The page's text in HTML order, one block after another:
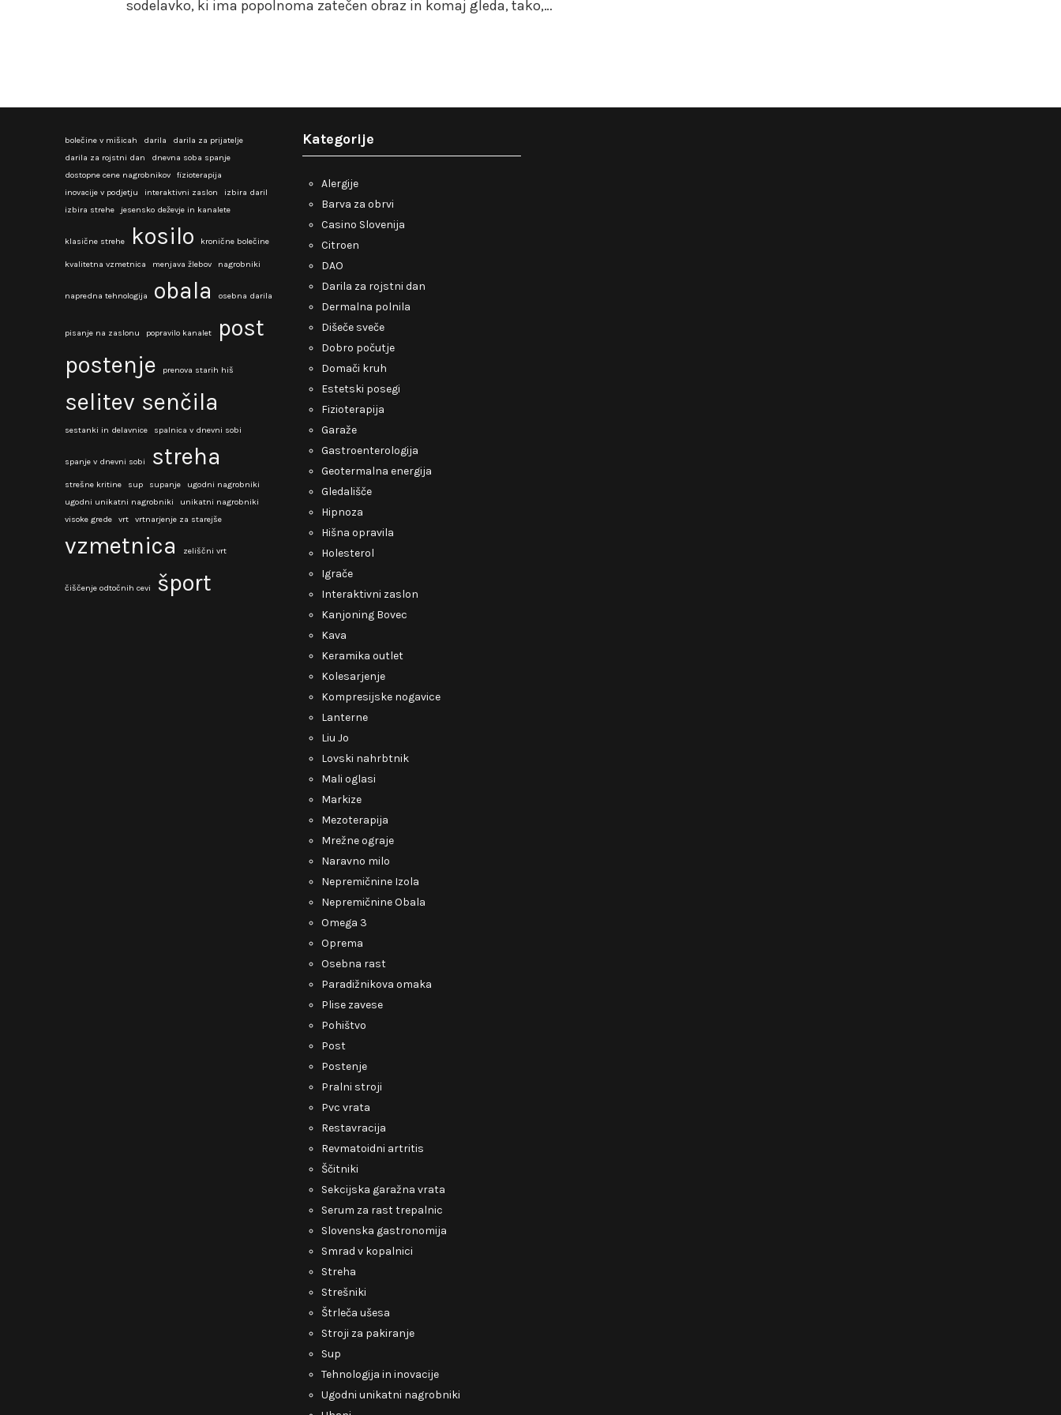
sodelavko, ki ima popolnoma zatečen obraz in komaj gleda, tako,…
bolečine v mišicah darila
darila za prijatelje
darila za rojstni dan
dnevna soba spanje
dostopne cene nagrobnikov
fizioterapija
inovacije v podjetju
interaktivni zaslon
izbira daril
izbira strehe
jesensko deževje in kanalete
klasične strehe kosilo kronične bolečine
kvalitetna vzmetnica menjava žlebov nagrobniki
napredna tehnologija obala osebna darila
pisanje na zaslonu popravilo kanalet
post
postenje
prenova starih hiš
selitev senčila
sestanki in delavnice spalnica v dnevni sobi
spanje v dnevni sobi streha
strešne kritine sup supanje
ugodni nagrobniki
ugodni unikatni nagrobniki
unikatni nagrobniki
visoke grede
vrt vrtnarjenje za starejše
vzmetnica zeliščni vrt
čiščenje odtočnih cevi šport
Kategorije
Alergije
Barva za obrvi
Casino Slovenija
Citroen
DAO
Darila za rojstni dan
Dermalna polnila
Dišeče sveče
Dobro počutje
Domači kruh
Estetski posegi
Fizioterapija
Garaže
Gastroenterologija
Geotermalna energija
Gledališče
Hipnoza
Hišna opravila
Holesterol
Igrače
Interaktivni zaslon
Kanjoning Bovec
Kava
Keramika outlet
Kolesarjenje
Kompresijske nogavice
Lanterne
Liu Jo
Lovski nahrbtnik
Mali oglasi
Markize
Mezoterapija
Mrežne ograje
Naravno milo
Nepremičnine Izola
Nepremičnine Obala
Omega 3
Oprema
Osebna rast
Paradižnikova omaka
Plise zavese
Pohištvo
Post
Postenje
Pralni stroji
Pvc vrata
Restavracija
Revmatoidni artritis
Ščitniki
Sekcijska garažna vrata
Serum za rast trepalnic
Slovenska gastronomija
Smrad v kopalnici
Streha
Strešniki
Štrleča ušesa
Stroji za pakiranje
Sup
Tehnologija in inovacije
Ugodni unikatni nagrobniki